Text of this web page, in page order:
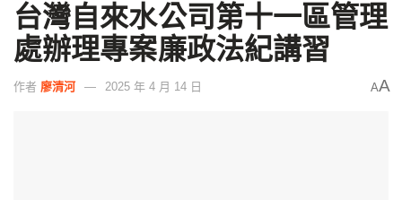
台灣自來水公司第十一區管理
處辦理專案廉政法紀講習
作者 廖清河 2025 年 4 月 14 日 AA